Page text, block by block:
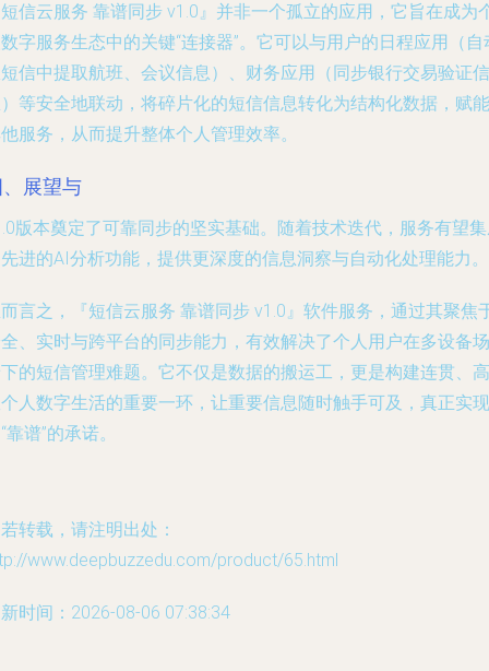
信云服务 靠谱同步 v1.0』并非一个孤立的应用，它旨在成为
字服务生态中的关键“连接器”。它可以与用户的日程应用（自
信中提取航班、会议信息）、财务应用（同步银行交易验证信
等安全地联动，将碎片化的短信信息转化为结构化数据，赋能
服务，从而提升整体个人管理效率。
展望与
版本奠定了可靠同步的坚实基础。随着技术迭代，服务有望
进的AI分析功能，提供更深度的信息洞察与自动化处理能力。
言之，『短信云服务 靠谱同步 v1.0』软件服务，通过其聚焦
、实时与跨平台的同步能力，有效解决了个人用户在多设备场
的短信管理难题。它不仅是数据的搬运工，更是构建连贯、高
人数字生活的重要一环，让重要信息随时触手可及，真正实现
靠谱”的承诺。
转载，请注明出处：
www.deepbuzzedu.com/product/65.html
时间：2026-08-06 07:38:34